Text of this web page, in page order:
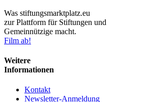
Was stiftungsmarktplatz.eu
zur Plattform für Stiftungen und
Gemeinnützige macht.
Film ab!
Weitere
Informationen
Kontakt
Newsletter-Anmeldung